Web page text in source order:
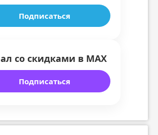
Подписаться
со скидками в MAX
Подписаться